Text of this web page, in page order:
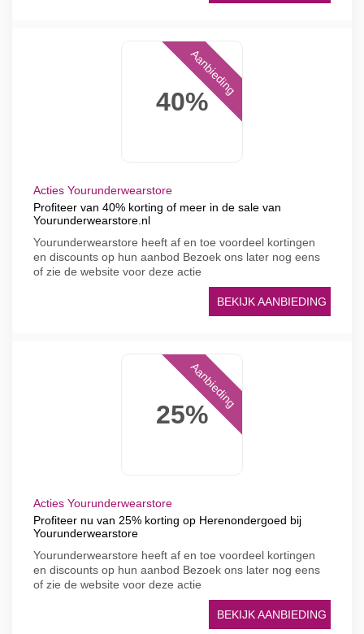
40%
Aanbieding
Acties Yourunderwearstore
Profiteer van 40% korting of meer in de sale van
Yourunderwearstore.nl
Yourunderwearstore heeft af en toe voordeel kortingen
en discounts op hun aanbod Bezoek ons later nog eens
of zie de website voor deze actie
BEKIJK AANBIEDING
25%
Aanbieding
Acties Yourunderwearstore
Profiteer nu van 25% korting op Herenondergoed bij
Yourunderwearstore
Yourunderwearstore heeft af en toe voordeel kortingen
en discounts op hun aanbod Bezoek ons later nog eens
of zie de website voor deze actie
BEKIJK AANBIEDING